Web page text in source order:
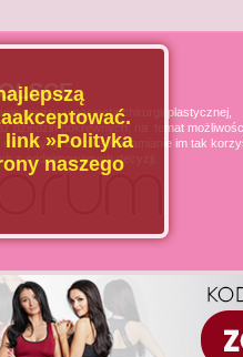
wiedzy u pacjenta chirurgii plastycznej,
dziedzin pokrewnych, na temat
oraz uświadamianie im tak
z podejmowanych decyzji.
link »Polityka
naszego